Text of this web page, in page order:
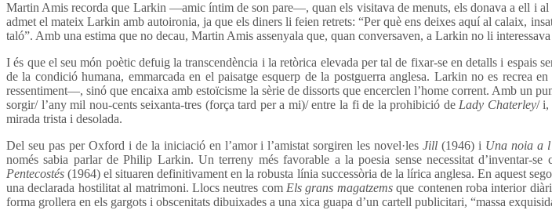
Martin Amis recorda que Larkin —amic íntim de son pare—, quan els visitava de menuts, els donava a ell i al
admet el mateix Larkin amb autoironia, ja que els diners li feien retrets: “Per què ens deixes aquí al calaix,
taló”. Amb una estima que no decau, Martin Amis assenyala que, quan conversaven, a Larkin no li
I és que el seu món poètic defuig la transcendència i la retòrica elevada per tal de fixar-se en detalls i espais
de la condició humana, emmarcada en el paisatge esquerp de la postguerra anglesa. Larkin no es recrea
ressentiment—, sinó que encaixa amb estoïcisme la sèrie de dissorts que encerclen l’home corrent. Amb un
sorgir/ l’any mil nou-cents seixanta-tres (força tard per a mi)/ entre la fi de la prohibició de Lady Chaterley/ i,
mirada trista i desolada.
Del seu pas per Oxford i de la iniciació en l’amor i l’amistat sorgiren les novel·lesJill (1946) i Una noia a
només sabia parlar de Philip Larkin. Un terreny més favorable a la poesia sense necessitat d’inventar-se
Pentecostés (1964) el situaren definitivament en la robusta línia successòria de la lírica anglesa. En aquest
una declarada hostilitat al matrimoni. Llocs neutres com Els grans magatzemsque contenen roba interior
forma grollera en els gargots i obscenitats dibuixades a una xica guapa d’un cartell publicitari, “massa